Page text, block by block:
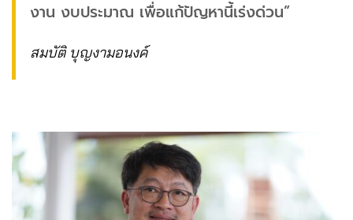
งาน งบประมาณ เพื่อแก้ปัญหานี้เร่งด่วน”
สมบัติ บุญงามอนงค์